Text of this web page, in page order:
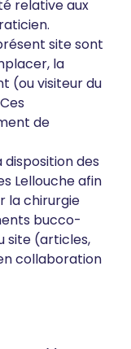
relative aux
site sont
la
(ou visiteur du
de
des
Lellouche afin
la chirurgie
bucco-
site (articles,
collaboration